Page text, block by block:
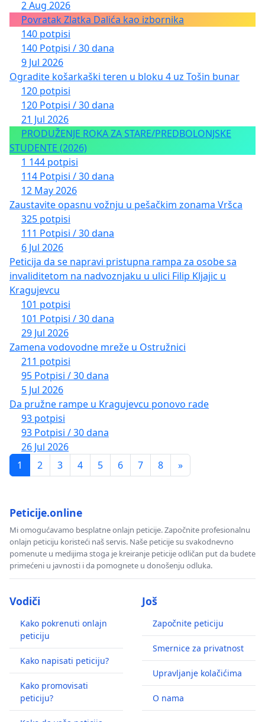
2 Aug 2026
Povratak Zlatka Dalića kao izbornika
140 potpisi
140 Potpisi / 30 dana
9 Jul 2026
Ogradite košarkaški teren u bloku 4 uz Tošin bunar
120 potpisi
120 Potpisi / 30 dana
21 Jul 2026
PRODUŽENJE ROKA ZA STARE/PREDBOLONJSKE
STUDENTE (2026)
1 144 potpisi
114 Potpisi / 30 dana
12 May 2026
Zaustavite opasnu vožnju u pešačkim zonama Vršca
325 potpisi
111 Potpisi / 30 dana
6 Jul 2026
Peticija da se napravi pristupna rampa za osobe sa
invaliditetom na nadvoznjaku u ulici Filip Kljajic u
Kragujevcu
101 potpisi
101 Potpisi / 30 dana
29 Jul 2026
Zamena vodovodne mreže u Ostružnici
211 potpisi
95 Potpisi / 30 dana
5 Jul 2026
Da pružne rampe u Kragujevcu ponovo rade
93 potpisi
93 Potpisi / 30 dana
26 Jul 2026
1
2 3 4 5 6 7 8 »
Peticije.online
Mi omogućavamo besplatne onlajn peticije. Započnite profesionalnu
onlajn peticiju koristeći naš servis. Naše peticije su svakodnevno
pomenute u medijima stoga je kreiranje peticije odličan put da budete
primećeni u javnosti i da pomognete u donošenju odluka.
Vodiči
Kako pokrenuti onlajn
peticiju
Kako napisati peticiju?
Kako promovisati
peticiju?
Još
Započnite peticiju
Smernice za privatnost
Upravljanje kolačićima
O nama